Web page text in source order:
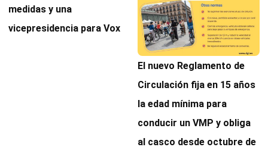
medidas y una
vicepresidencia para Vox
El nuevo Reglamento de
Circulación fija en 15 años
la edad mínima para
conducir un VMP y obliga
al casco desde octubre de